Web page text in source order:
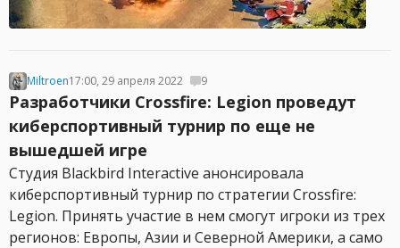
Miltroen17:00, 29 апреля 2022 9
Разработчики Crossfire: Legion проведут
киберспортивный турнир по еще не
вышедшей игре
Студия Blackbird Interactive анонсировала
киберспортивный турнир по стратегии Crossfire:
Legion. Принять участие в нем смогут игроки из трех
регионов: Европы, Азии и Северной Америки, а само